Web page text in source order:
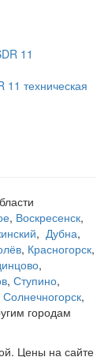
техническая
, Воскресенск,
, Дубна,
, Красногорск,
,
, Ступино,
Солнечногорск,
городам
Цены на сайте